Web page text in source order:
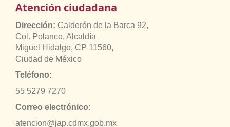
Atención ciudadana
Dirección: Calderón de la Barca 92,
Col. Polanco, Alcaldía
Miguel Hidalgo, CP 11560,
Ciudad de México
Teléfono:
55 5279 7270
Correo electrónico:
atencion@jap.cdmx.gob.mx